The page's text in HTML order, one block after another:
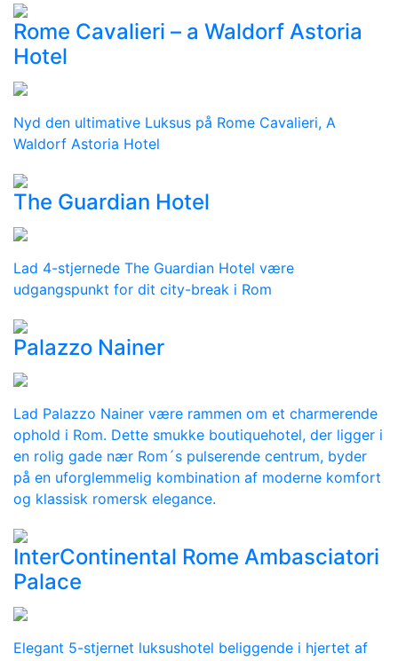
Rome Cavalieri – a Waldorf Astoria
Hotel
Nyd den ultimative Luksus på Rome Cavalieri, A
Waldorf Astoria Hotel
The Guardian Hotel
Lad 4-stjernede The Guardian Hotel være
udgangspunkt for dit city-break i Rom
Palazzo Nainer
Lad Palazzo Nainer være rammen om et charmerende
ophold i Rom. Dette smukke boutiquehotel, der ligger i
en rolig gade nær Rom´s pulserende centrum, byder
på en uforglemmelig kombination af moderne komfort
og klassisk romersk elegance.
InterContinental Rome Ambasciatori
Palace
Elegant 5-stjernet luksushotel beliggende i hjertet af